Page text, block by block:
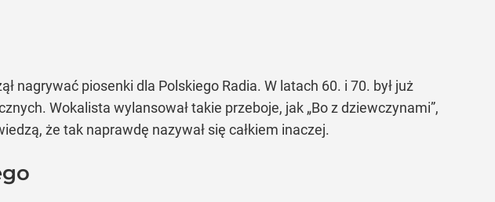
nagrywać piosenki dla Polskiego Radia. W latach 60. i 70. był już
Wokalista wylansował takie przeboje, jak „Bo z dziewczynami”,
że tak naprawdę nazywał się całkiem inaczej.